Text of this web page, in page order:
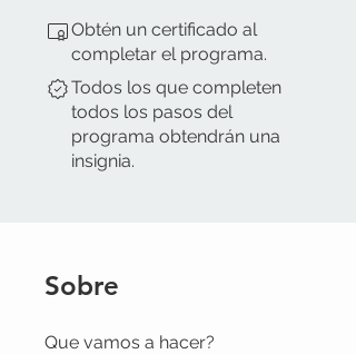
Obtén un certificado al
completar el programa.
Todos los que completen
todos los pasos del
programa obtendrán una
insignia.
Sobre
Que vamos a hacer?